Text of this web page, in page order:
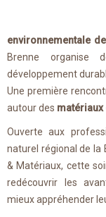
environnementale
Brenne organise
développement
Une première
autour des
Ouverte aux
naturel régional de la
& Matériaux, cette
redécouvrir les
mieux appréhender